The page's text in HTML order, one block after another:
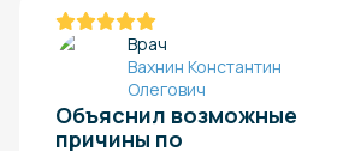
Врач
Вахнин Константин
Олегович
Объяснил возможные
причины по